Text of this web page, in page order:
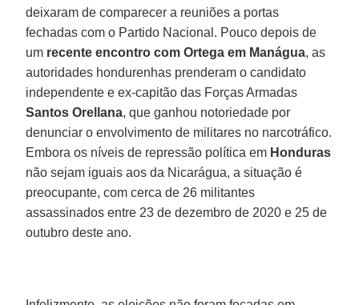
deixaram de comparecer a reuniões a portas
fechadas com o Partido Nacional. Pouco depois de
um recente encontro com Ortega em Manágua, as
autoridades hondurenhas prenderam o candidato
independente e ex-capitão das Forças Armadas
Santos Orellana, que ganhou notoriedade por
denunciar o envolvimento de militares no narcotráfico.
Embora os níveis de repressão política em Honduras
não sejam iguais aos da Nicarágua, a situação é
preocupante, com cerca de 26 militantes
assassinados entre 23 de dezembro de 2020 e 25 de
outubro deste ano.